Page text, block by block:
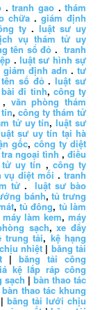
.tranh gao .thám
chữa . giám định
ty. luật sư uy
vụ thám tử uy
tên sổ đỏ .tranh
.luật sư hình sự
giám định adn .tư
sổ đỏ.luật sư
đi tỉnh, công ty
văn phòng thám
, công ty thám tử
tử uy tín,luật sư
sư uy tín tại hà
gốc, công ty diệt
ngoại tình ,điều
tử uy tín , công ty
vụ diệt mối .tranh
tử.luật sư bào
bánh, tủ trưng
, tủ đông, tủ làm
máy làm kem, máy
sạch,xe đẩy
trung tải, kệ hạng
nhiệt| băng tải
| băng tải công
kệ lắp ráp công
sạch | bàn thao tác
bàn thao tác khung
|băng tải lưới chịu